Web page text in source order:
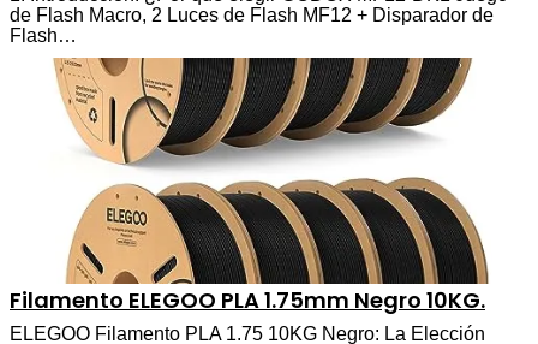
de Flash Macro, 2 Luces de Flash MF12 + Disparador de
Flash…
Filamento ELEGOO PLA 1.75mm Negro 10KG.
ELEGOO Filamento PLA 1.75 10KG Negro: La Elección